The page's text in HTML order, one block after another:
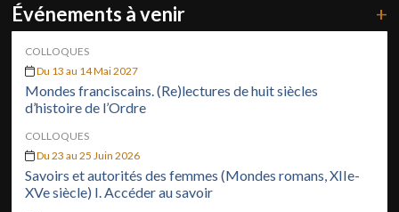
Événements à venir +
COLLOQUES
Du 13 au 14 Mai 2027
Mondes franciscains. (Re)lectures de huit siècles
d’histoire de l’Ordre
COLLOQUES
Du 23 au 25 Juin 2026
Savoirs et autorités des femmes (Mondes romans, XIIe-
XVe siècle) I. Accéder au savoir